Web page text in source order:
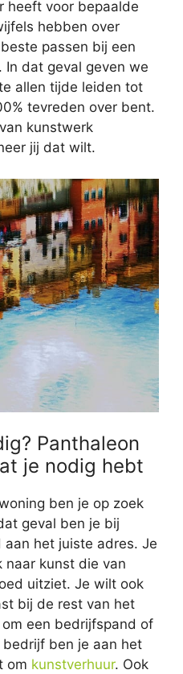
heeft voor bepaalde
hebben over
passen bij een
dat geval geven we
allen tijde leiden tot
tevreden over bent.
kunstwerk
jij dat wilt.
Panthaleon
je nodig hebt
ben je op zoek
geval ben je bij
aan het juiste adres. Je
naar kunst die van
uitziet. Je wilt ook
bij de rest van het
een bedrijfspand of
ben je aan het
om kunstverhuur. Ook